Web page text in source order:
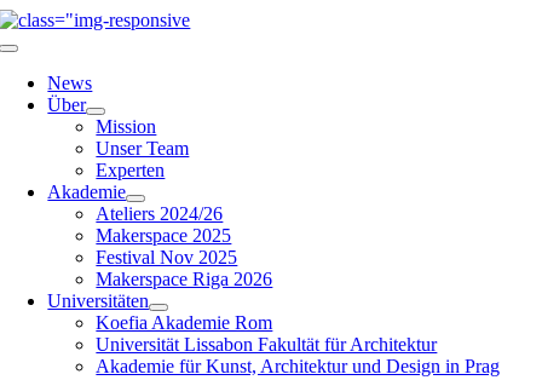
Zum
Inhalt
Navigation
umschalten
News
Über
Mission
Unser Team
Experten
Akademie
Ateliers 2024/26
Makerspace 2025
Festival Nov 2025
Makerspace Riga 2026
Universitäten
Koefia Akademie Rom
Universität Lissabon Fakultät für Architektur
Akademie für Kunst, Architektur und Design in Prag